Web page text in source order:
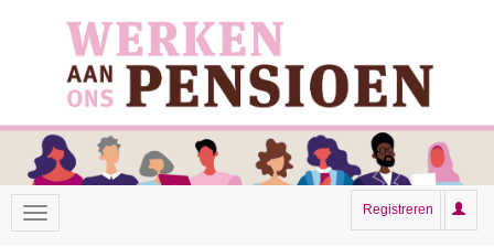
Registreren